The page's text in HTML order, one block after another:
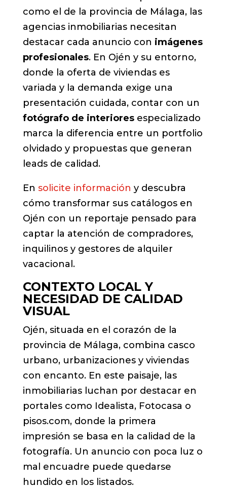
como el de la provincia de Málaga, las
agencias inmobiliarias necesitan
destacar cada anuncio con imágenes
profesionales. En Ojén y su entorno,
donde la oferta de viviendas es
variada y la demanda exige una
presentación cuidada, contar con un
fotógrafo de interioresespecializado
marca la diferencia entre un portfolio
olvidado y propuestas que generan
leads de calidad.
En solicite información y descubra
cómo transformar sus catálogos en
Ojén con un reportaje pensado para
captar la atención de compradores,
inquilinos y gestores de alquiler
vacacional.
CONTEXTO LOCAL Y
NECESIDAD DE CALIDAD
VISUAL
Ojén, situada en el corazón de la
provincia de Málaga, combina casco
urbano, urbanizaciones y viviendas
con encanto. En este paisaje, las
inmobiliarias luchan por destacar en
portales como Idealista, Fotocasa o
pisos.com, donde la primera
impresión se basa en la calidad de la
fotografía. Un anuncio con poca luz o
mal encuadre puede quedarse
hundido en los listados.